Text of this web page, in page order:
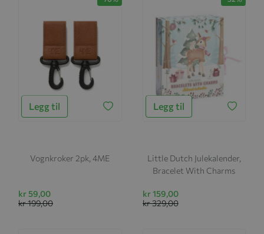
Legg til
Vognkroker 2pk, 4ME
kr 59,00
kr 199,00
Legg til
Little Dutch Julekalender,
Bracelet With Charms
kr 159,00
kr 329,00